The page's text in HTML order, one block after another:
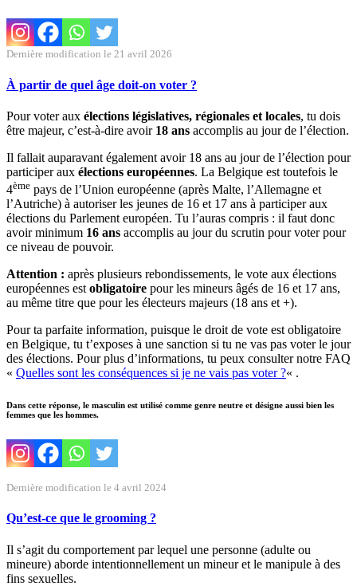
Dernière modification le 21 avril 2026
À partir de quel âge doit-on voter ?
Pour voter aux élections législatives, régionales et locales, tu dois
être majeur, c’est-à-dire avoir 18 ans accomplis au jour de l’élection.
Il fallait auparavant également avoir 18 ans au jour de l’élection pour
participer aux élections européennes. La Belgique est toutefois le
4ème pays de l’Union européenne (après Malte, l’Allemagne et
l’Autriche) à autoriser les jeunes de 16 et 17 ans à participer aux
élections du Parlement européen. Tu l’auras compris : il faut donc
avoir minimum 16 ans accomplis au jour du scrutin pour voter pour
ce niveau de pouvoir.
Attention : après plusieurs rebondissements, le vote aux élections
européennes est obligatoire pour les mineurs âgés de 16 et 17 ans,
au même titre que pour les électeurs majeurs (18 ans et +).
Pour ta parfaite information, puisque le droit de vote est obligatoire
en Belgique, tu t’exposes à une sanction si tu ne vas pas voter le jour
des élections. Pour plus d’informations, tu peux consulter notre FAQ
« Quelles sont les conséquences si je ne vais pas voter ?« .
Dans cette réponse, le masculin est utilisé comme genre neutre et désigne aussi bien les
femmes que les hommes.
Dernière modification le 4 avril 2024
Qu’est-ce que le grooming ?
Il s’agit du comportement par lequel une personne (adulte ou
mineure) aborde intentionnellement un mineur et le manipule à des
fins sexuelles.